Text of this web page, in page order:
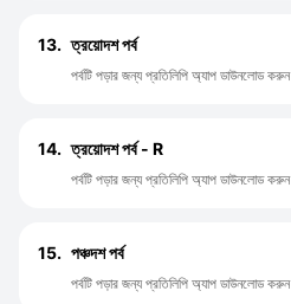
13. ত্রয়োদশ পর্ব
পর্বটি পড়ার জন্য প্রতিলিপি অ্যাপ ডাউনলোড করুন
14. ত্রয়োদশ পর্ব - R
পর্বটি পড়ার জন্য প্রতিলিপি অ্যাপ ডাউনলোড করুন
15. পঞ্চদশ পর্ব
পর্বটি পড়ার জন্য প্রতিলিপি অ্যাপ ডাউনলোড করুন